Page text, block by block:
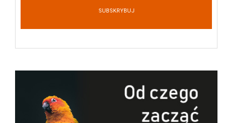
SUBSKRYBUJ